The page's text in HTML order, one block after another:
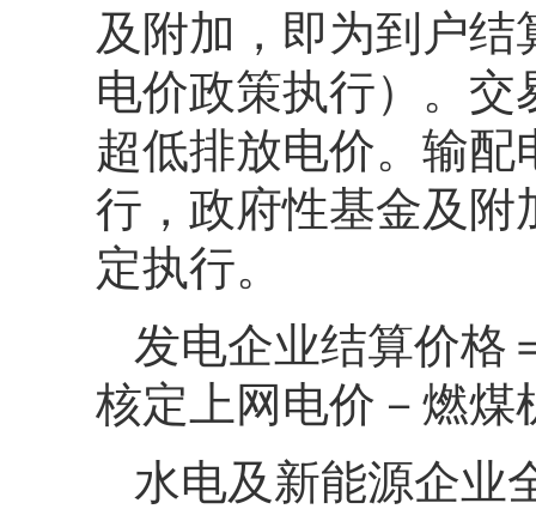
及附加，即为到户
电价政策执行）。
超低排放电价。输
行，政府性基金及附
定执行。
发电企业结算价格
核定上网电价－燃煤
水电及新能源企业